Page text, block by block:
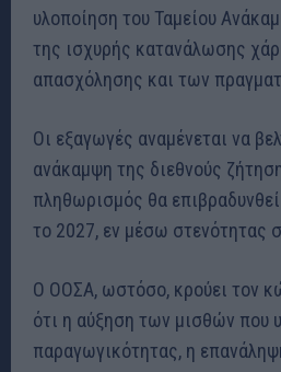
υλοποίηση του Ταμείου
της ισχυρής κατανάλωσης
απασχόλησης και των
Οι εξαγωγές αναμένεται να
ανάκαμψη της διεθνούς
πληθωρισμός θα
το 2027, εν μέσω στενότητας
Ο ΟΟΣΑ, ωστόσο, κρούει τον
ότι η αύξηση των μισθών που
παραγωγικότητας, η